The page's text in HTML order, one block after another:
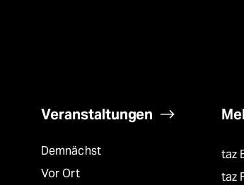
Veranstaltungen
Demnächst
Vor Ort
taz
taz